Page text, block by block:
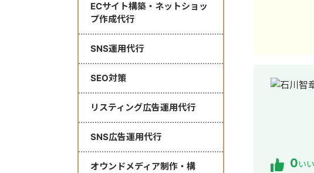
ECサイト構築・ネットショッ
プ作成代行
SNS運用代行
SEO対策
リスティング広告運用代行
SNS広告運用代行
オウンドメディア制作・構
0い